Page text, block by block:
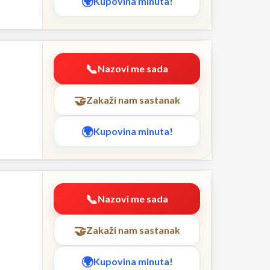
Nazovi me sada
Zakaži nam sastanak
Kupovina minuta!
Nazovi me sada
Zakaži nam sastanak
Kupovina minuta!